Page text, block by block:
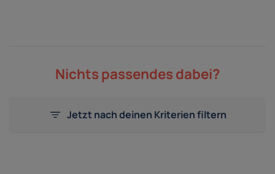
Nichts passendes dabei?
Jetzt nach deinen Kriterien filtern